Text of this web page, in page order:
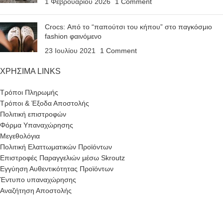
Crocs: Από το “παπούτσι του κήπου” στο παγκόσμιο
fashion φαινόμενο
23 Ιουλίου 2021
1 Comment
ΧΡΗΣΙΜΑ LINKS
Τρόποι Πληρωμής
Τρόποι & Έξοδα Αποστολής
Πολιτική επιστροφών
Φόρμα Υπαναχώρησης
Μεγεθολόγια
Πολιτική Ελαττωματικών Προϊόντων
Επιστροφές Παραγγελιών μέσω Skroutz
Εγγύηση Αυθεντικότητας Προϊόντων
Έντυπο υπαναχώρησης
Αναζήτηση Αποστολής